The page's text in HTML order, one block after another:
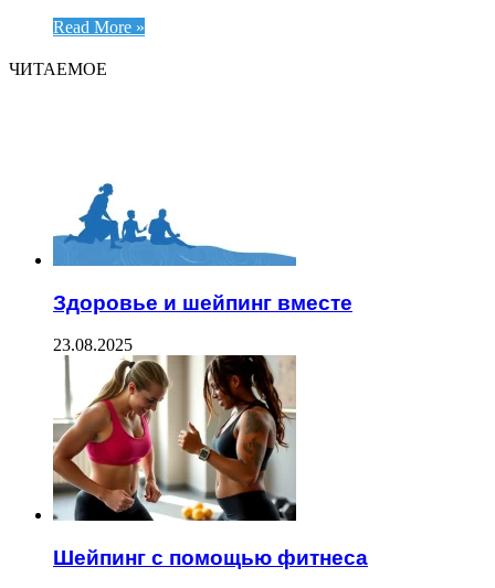
Read More »
ЧИТАЕМОЕ
Здоровье и шейпинг вместе
23.08.2025
Шейпинг с помощью фитнеса